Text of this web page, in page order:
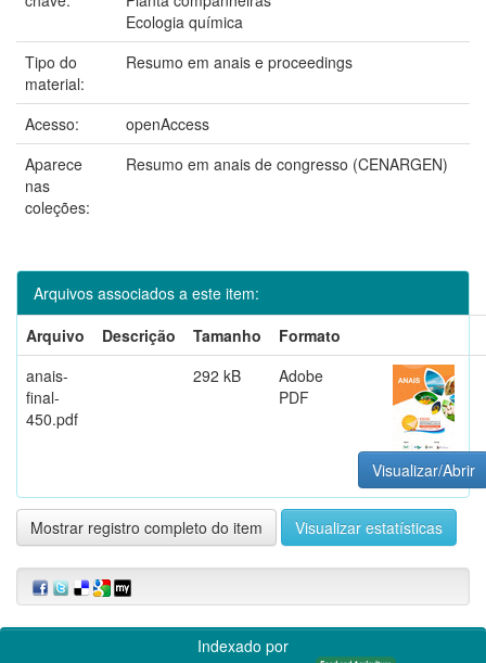
Ecologia química
Tipo do
material:
Resumo em anais e proceedings
Acesso:
openAccess
Aparece
nas
coleções:
Resumo em anais de congresso (CENARGEN)
Arquivos associados a este item:
Arquivo
Descrição Tamanho
Formato
anais-
final-
450.pdf
292 kB
Adobe
PDF
Visualizar/Abrir
Mostrar registro completo do item Visualizar estatísticas
Indexado por